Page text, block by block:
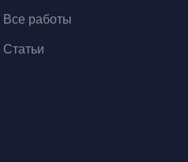
Все работы
Статьи